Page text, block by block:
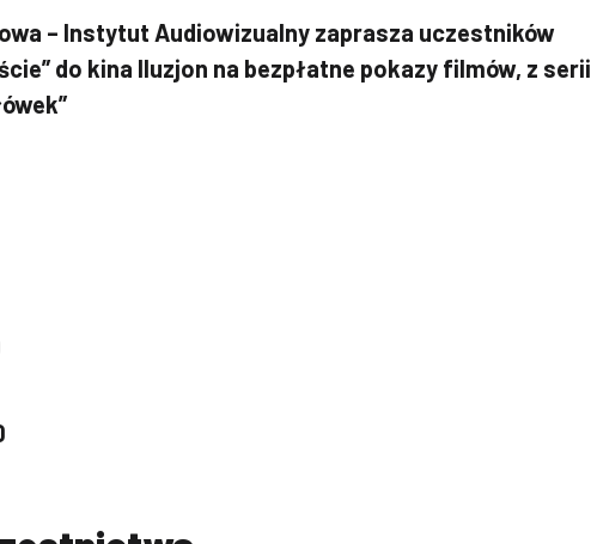
– Instytut Audiowizualny zaprasza uczestników
do kina Iluzjon na bezpłatne pokazy filmów, z serii